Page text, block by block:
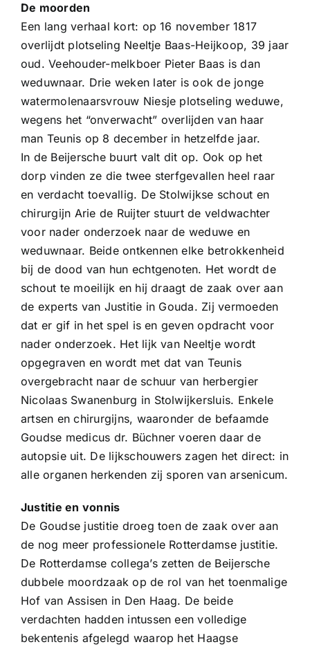
De moorden
Een lang verhaal kort: op 16 november 1817
overlijdt plotseling Neeltje Baas-Heijkoop, 39 jaar
oud. Veehouder-melkboer Pieter Baas is dan
weduwnaar. Drie weken later is ook de jonge
watermolenaarsvrouw Niesje plotseling weduwe,
wegens het “onverwacht” overlijden van haar
man Teunis op 8 december in hetzelfde jaar.
In de Beijersche buurt valt dit op. Ook op het
dorp vinden ze die twee sterfgevallen heel raar
en verdacht toevallig. De Stolwijkse schout en
chirurgijn Arie de Ruijter stuurt de veldwachter
voor nader onderzoek naar de weduwe en
weduwnaar. Beide ontkennen elke betrokkenheid
bij de dood van hun echtgenoten. Het wordt de
schout te moeilijk en hij draagt de zaak over aan
de experts van Justitie in Gouda. Zij vermoeden
dat er gif in het spel is en geven opdracht voor
nader onderzoek. Het lijk van Neeltje wordt
opgegraven en wordt met dat van Teunis
overgebracht naar de schuur van herbergier
Nicolaas Swanenburg in Stolwijkersluis. Enkele
artsen en chirurgijns, waaronder de befaamde
Goudse medicus dr. Büchner voeren daar de
autopsie uit. De lijkschouwers zagen het direct: in
alle organen herkenden zij sporen van arsenicum.
Justitie en vonnis
De Goudse justitie droeg toen de zaak over aan
de nog meer professionele Rotterdamse justitie.
De Rotterdamse collega’s zetten de Beijersche
dubbele moordzaak op de rol van het toenmalige
Hof van Assisen in Den Haag. De beide
verdachten hadden intussen een volledige
bekentenis afgelegd waarop het Haagse